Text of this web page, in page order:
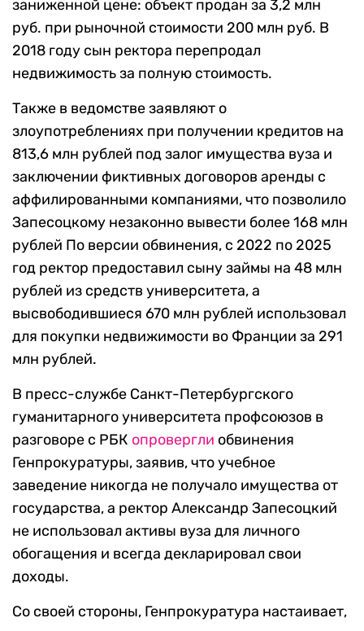
заниженной цене: объект продан за 3,2 млн
руб. при рыночной стоимости 200 млн руб. В
2018 году сын ректора перепродал
недвижимость за полную стоимость.
Также в ведомстве заявляют о
злоупотреблениях при получении кредитов на
813,6 млн рублей под залог имущества вуза и
заключении фиктивных договоров аренды с
аффилированными компаниями, что позволило
Запесоцкому незаконно вывести более 168 млн
рублей По версии обвинения, с 2022 по 2025
год ректор предоставил сыну займы на 48 млн
рублей из средств университета, а
высвободившиеся 670 млн рублей использовал
для покупки недвижимости во Франции за 291
млн рублей.
В пресс-службе Санкт-Петербургского
гуманитарного университета профсоюзов в
разговоре с РБК опровергли обвинения
Генпрокуратуры, заявив, что учебное
заведение никогда не получало имущества от
государства, а ректор Александр Запесоцкий
не использовал активы вуза для личного
обогащения и всегда декларировал свои
доходы.
Со своей стороны, Генпрокуратура настаивает,